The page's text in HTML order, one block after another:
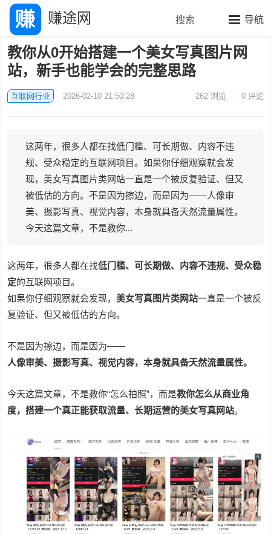
赚途网 导航
搜索
教你从0开始搭建一个美女写真图片网
站，新手也能学会的完整思路
互联网行业 2026-02-10 21:50:28 262浏览 0 评论
这两年，很多人都在找低门槛、可长期做、内容不违
规、受众稳定的互联网项目。如果你仔细观察就会发
现，美女写真图片类网站一直是一个被反复验证、但又
被低估的方向。不是因为擦边，而是因为——人像审
美、摄影写真、视觉内容，本身就具备天然流量属性。
今天这篇文章，不是教你...
这两年，很多人都在找低门槛、可长期做、内容不违规、受众稳
定的互联网项目。
如果你仔细观察就会发现，美女写真图片类网站一直是一个被反
复验证、但又被低估的方向。
不是因为擦边，而是因为——
人像审美、摄影写真、视觉内容，本身就具备天然流量属性。
今天这篇文章，不是教你“怎么拍照”，而是教你怎么从商业角
度，搭建一个真正能获取流量、长期运营的美女写真网站。